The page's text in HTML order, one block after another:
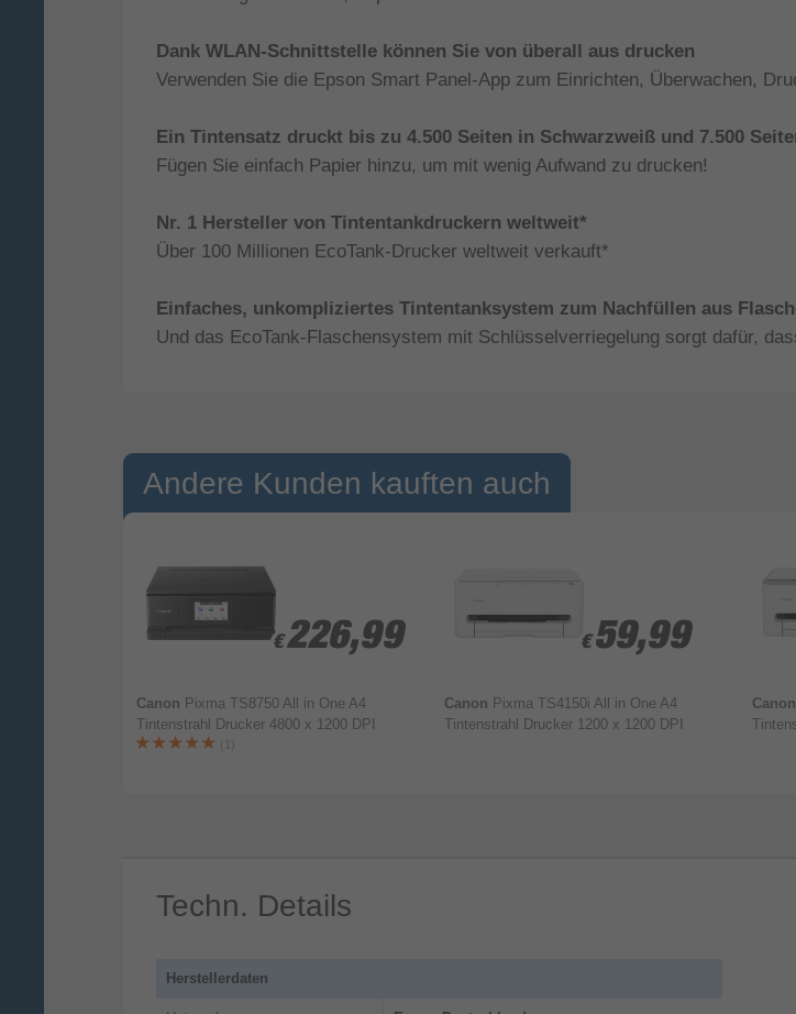
Dank WLAN-Schnittstelle können Sie von überall aus drucken
Verwenden Sie die Epson Smart Panel-App zum Einrichten, Überwachen,
Ein Tintensatz druckt bis zu 4.500 Seiten in Schwarzweiß und 7.500
Fügen Sie einfach Papier hinzu, um mit wenig Aufwand zu drucken!
Nr. 1 Hersteller von Tintentankdruckern weltweit*
Über 100 Millionen EcoTank-Drucker weltweit verkauft*
Einfaches, unkompliziertes Tintentanksystem zum Nachfüllen aus
Und das EcoTank-Flaschensystem mit Schlüsselverriegelung sorgt dafür,
Andere Kunden kauften auch
€ 226,99
€ 226,99
Canon Pixma TS8750 All in One A4
Tintenstrahl Drucker 4800 x 1200 DPI
(1)
€ 59,99
€ 59,99
Canon Pixma TS4150i All in One A4
Tintenstrahl Drucker 1200 x 1200 DPI
Canon
Techn. Details
Herstellerdaten